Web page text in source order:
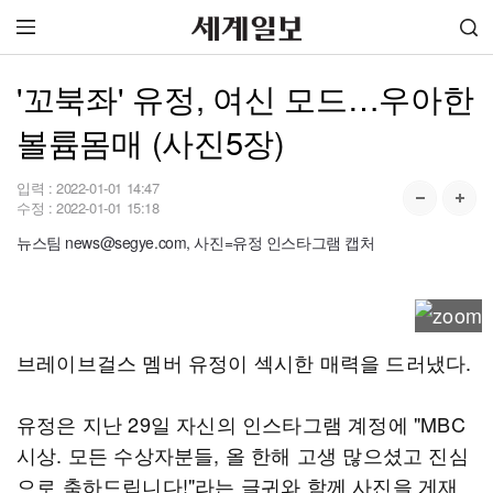
'꼬북좌' 유정, 여신 모드…우아한
볼륨몸매 (사진5장)
입력 : 2022-01-01 14:47
수정 : 2022-01-01 15:18
뉴스팀 news@segye.com, 사진=유정 인스타그램 캡처
브레이브걸스 멤버 유정이 섹시한 매력을 드러냈다.
유정은 지난 29일 자신의 인스타그램 계정에 "MBC
시상. 모든 수상자분들, 올 한해 고생 많으셨고 진심
으로 축하드립니다!"라는 글귀와 함께 사진을 게재